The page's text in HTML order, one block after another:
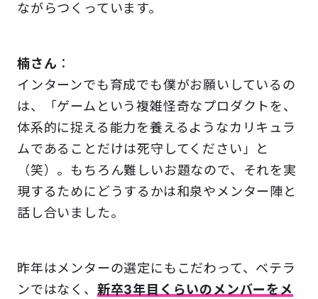
ながらつくっています。
楠さん ：
インターンでも育成でも僕がお願いしているの
は、「ゲームという複雑怪奇なプロダクトを、
体系的に捉える能力を養えるようなカリキュラ
ムであることだけは死守してください」と
（笑）。もちろん難しいお題なので、それを実
現するためにどうするかは和泉やメンター陣と
話し合いました。
昨年はメンターの選定にもこだわって、ベテラ
ンではなく、 新卒3年目くらいのメンバーをメ